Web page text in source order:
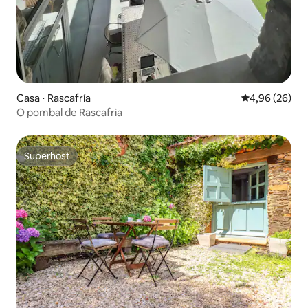
Casa ⋅ Rascafría 4,96 de uma
4,96 (26)
O pombal de Rascafria
Superhost
Superhost